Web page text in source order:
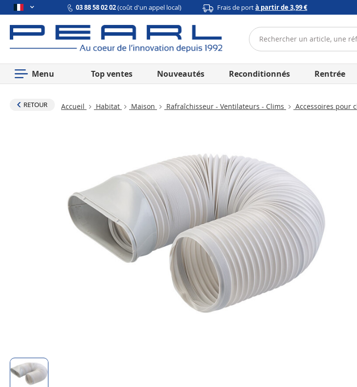
03 88 58 02 02(coût d'un appel local) Frais de portà partir de 3,99 €
Menu Top ventes Nouveautés Reconditionnés Rentrée
RETOUR Accueil Habitat Maison Rafraîchisseur - Ventilateurs - Clims Accessoires pour